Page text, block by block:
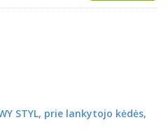
STYL, prie lankytojo kėdės,